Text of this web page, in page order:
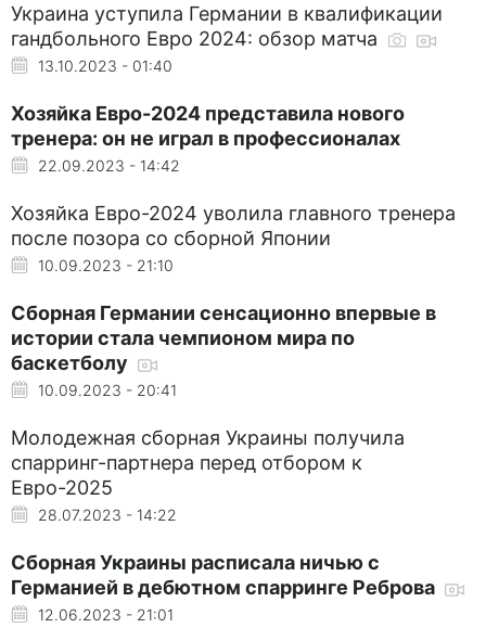
Украина уступила Германии в квалификации
гандбольного Евро 2024: обзор матча
13.10.2023 - 01:40
Хозяйка Евро-2024 представила нового
тренера: он не играл в профессионалах
22.09.2023 - 14:42
Хозяйка Евро-2024 уволила главного тренера
после позора со сборной Японии
10.09.2023 - 21:10
Сборная Германии сенсационно впервые в
истории стала чемпионом мира по
баскетболу
10.09.2023 - 20:41
Молодежная сборная Украины получила
спарринг-партнера перед отбором к
Евро-2025
28.07.2023 - 14:22
Сборная Украины расписала ничью с
Германией в дебютном спарринге Реброва
12.06.2023 - 21:01